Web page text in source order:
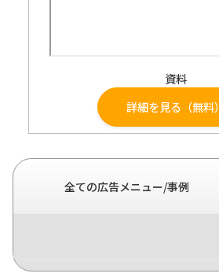
資料
詳細を見る（無料）
全ての広告メニュー/事例